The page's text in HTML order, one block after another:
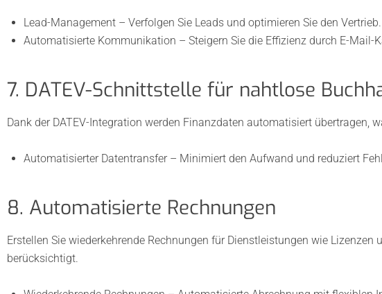
Lead-Management – Verfolgen Sie Leads und optimieren Sie den Vertrieb.
Automatisierte Kommunikation – Steigern Sie die Effizienz durch E-Mail-
7. DATEV-Schnittstelle für nahtlose
Dank der DATEV-Integration werden Finanzdaten automatisiert übertragen,
Automatisierter Datentransfer – Minimiert den Aufwand und reduziert
8. Automatisierte Rechnungen
Erstellen Sie wiederkehrende Rechnungen für Dienstleistungen wie
berücksichtigt.